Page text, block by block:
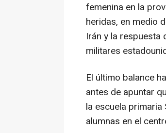
femenina en la
heridas, en medio
Irán y la respuesta
militares
El último balance
antes de apuntar
la escuela primaria
alumnas en el